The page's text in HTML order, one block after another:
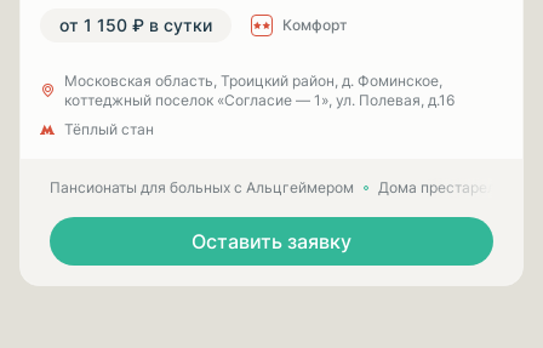
от 1 150 ₽ в сутки Комфорт
Московская область, Троицкий район, д. Фоминское,
коттеджный поселок «Согласие — 1», ул. Полевая, д.16
Тёплый стан
Пансионаты для больных с Альцгеймером Дома престарелых
Оставить заявку